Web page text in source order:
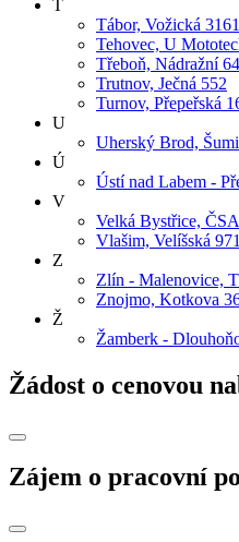
T
Tábor, Vožická 3161
Tehovec, U
Třeboň, Nádražní
Trutnov, Ječná 552
Turnov, Přepeřská
U
Uherský Brod,
Ú
Ústí nad Labem -
V
Velká Bystřice,
Vlašim, Velíšská 971
Z
Zlín - Malenovice,
Znojmo, Kotkova
Ž
Žamberk -
Žádost o cenovou
Zájem o pracovní